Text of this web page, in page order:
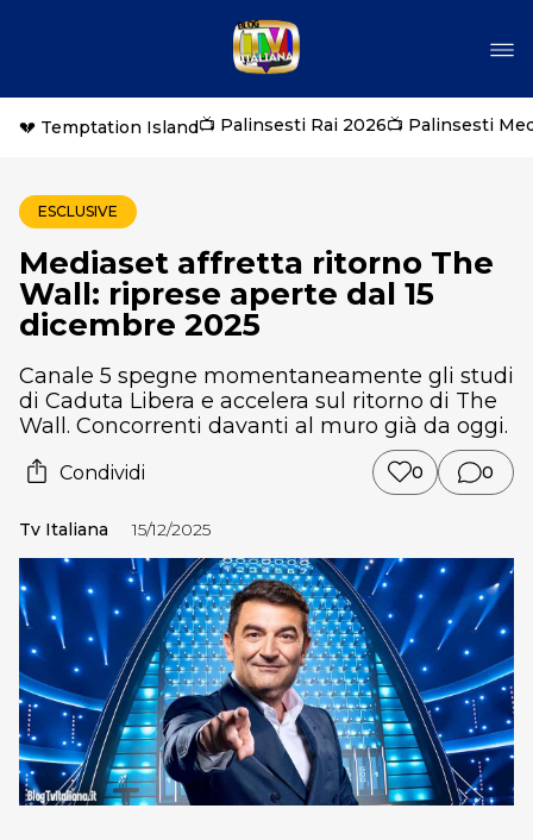
💔 Temptation Island📺 Palinsesti Rai 2026📺 Palinsesti
ESCLUSIVE
Mediaset affretta ritorno The
Wall: riprese aperte dal 15
dicembre 2025
Canale 5 spegne momentaneamente gli studi
di Caduta Libera e accelera sul ritorno di The
Wall. Concorrenti davanti al muro già da oggi.
Condividi 0 0
Tv Italiana 15/12/2025